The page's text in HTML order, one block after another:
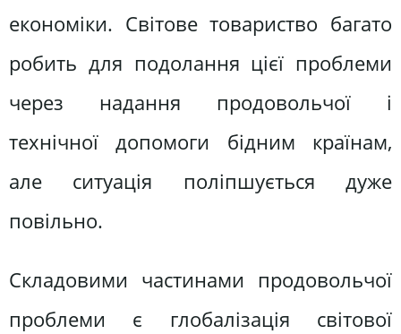
економіки. Світове товариство багато
робить для подолання цієї проблеми
через надання продовольчої і
технічної допомоги бідним країнам,
але ситуація поліпшується дуже
повільно.
Складовими частинами продовольчої
проблеми є глобалізація світової